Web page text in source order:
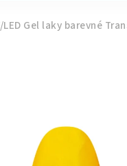
LED Gel laky barevné